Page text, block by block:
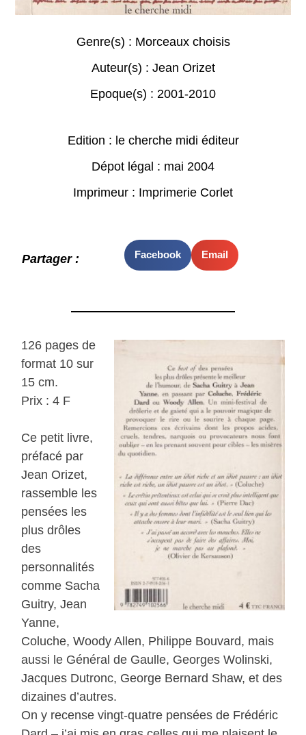
Genre(s) : Morceaux choisis
Auteur(s) : Jean Orizet
Epoque(s) : 2001-2010
Edition : le cherche midi éditeur
Dépot légal : mai 2004
Imprimeur : Imprimerie Corlet
Partager : Facebook Email
126 pages de
format 10 sur
15 cm.
Prix : 4 F
Ce petit livre,
préfacé par
Jean Orizet,
rassemble les
pensées les
plus drôles
des
personnalités
comme Sacha
Guitry, Jean
Yanne,
Coluche, Woody Allen, Philippe Bouvard, mais
aussi le Général de Gaulle, Georges Wolinski,
Jacques Dutronc, George Bernard Shaw, et des
dizaines d’autres.
On y recense vingt-quatre pensées de Frédéric